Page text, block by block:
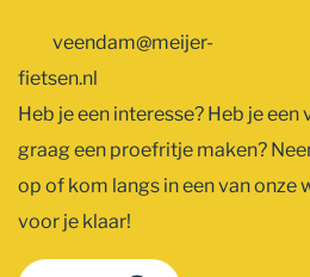
veendam@meijer-
fietsen.nl
Heb je een interesse? Heb je
graag een proefritje maken?
op of kom langs in een van onze
voor je klaar!